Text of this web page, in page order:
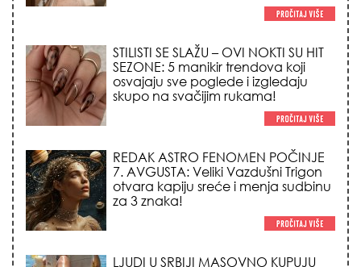
STILISTI SE SLAŽU – OVI NOKTI SU HIT
SEZONE: 5 manikir trendova koji
osvajaju sve poglede i izgledaju
skupo na svačijim rukama!
REDAK ASTRO FENOMEN POČINJE
7. AVGUSTA: Veliki Vazdušni Trigon
otvara kapiju sreće i menja sudbinu
za 3 znaka!
LJUDI U SRBIJI MASOVNO KUPUJU